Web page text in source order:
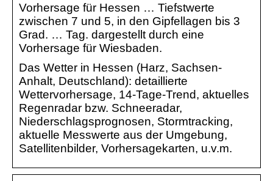
Vorhersage für Hessen … Tiefstwerte
zwischen 7 und 5, in den Gipfellagen bis 3
Grad. … Tag. dargestellt durch eine
Vorhersage für Wiesbaden.
Das Wetter in Hessen (Harz, Sachsen-
Anhalt, Deutschland): detaillierte
Wettervorhersage, 14-Tage-Trend, aktuelles
Regenradar bzw. Schneeradar,
Niederschlagsprognosen, Stormtracking,
aktuelle Messwerte aus der Umgebung,
Satellitenbilder, Vorhersagekarten, u.v.m.